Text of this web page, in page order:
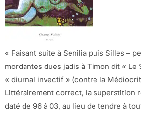
« Faisant suite à Senilia puis Silles –
mordantes dues jadis à Timon dit « Le
« diurnal invectif » (contre la
Littérairement correct, la superstition
daté de 96 à 03, au lieu de tendre à